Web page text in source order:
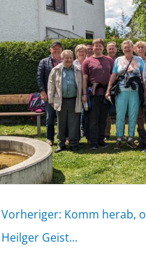
Vorheriger: Komm herab, o
Heilger Geist...